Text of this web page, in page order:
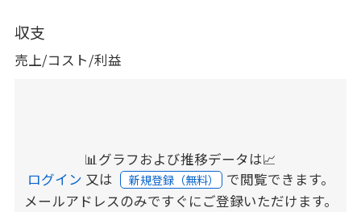
収支
売上/コスト/利益
📊グラフおよび推移データは📈
ログイン 又は 新規登録（無料） で閲覧できます。
メールアドレスのみですぐにご登録いただけます。